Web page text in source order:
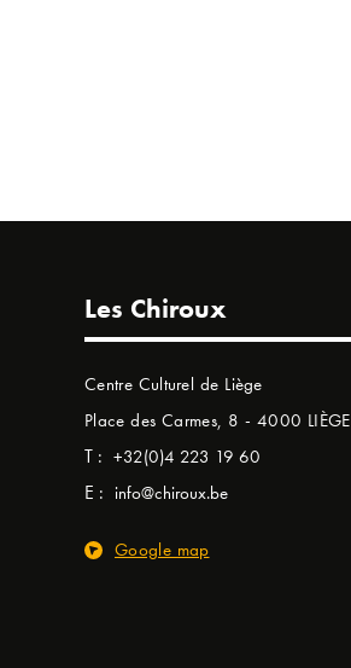
Les Chiroux
Centre Culturel de Liège
Place des Carmes, 8 - 4000 LIÈGE
T : +32(0)4 223 19 60
E : info@chiroux.be
Google map